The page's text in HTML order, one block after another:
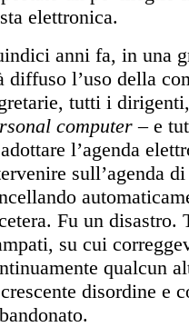
elettronica.
anni fa, in una
diffuso l’uso della
tutti i
computer – e
l’agenda
sull’agenda
Fu un
su cui
qualcun
disordine e